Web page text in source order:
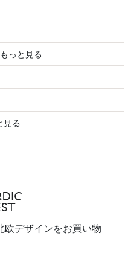
っと見る
見る
欧デザインをお買い物